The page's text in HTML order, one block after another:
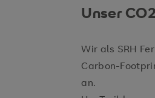
Unser
Wir als SRH
Carbon-
an.